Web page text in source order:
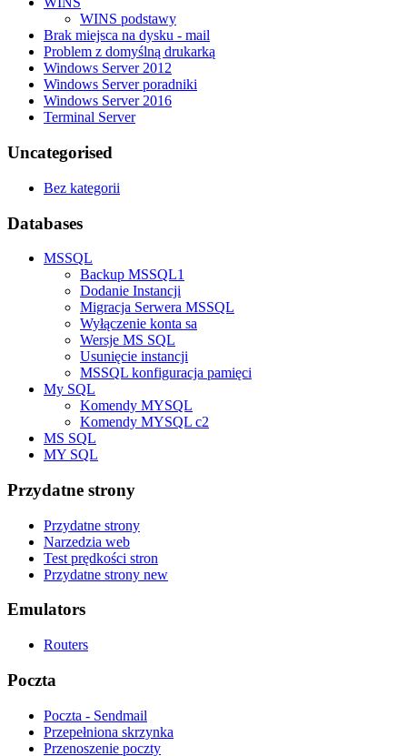
WINS podstawy
Brak miejsca na dysku - mail
Problem z domyślną drukarką
Windows Server 2012
Windows Server poradniki
Windows Server 2016
Terminal Server
Uncategorised
Bez kategorii
Databases
MSSQL
Backup MSSQL1
Dodanie Instancji
Migracja Serwera MSSQL
Wyłączenie konta sa
Wersje MS SQL
Usunięcie instancji
MSSQL konfiguracja pamięci
My SQL
Komendy MYSQL
Komendy MYSQL c2
MS SQL
MY SQL
Przydatne strony
Przydatne strony
Narzedzia web
Test prędkości stron
Przydatne strony new
Emulators
Routers
Poczta
Poczta - Sendmail
Przepełniona skrzynka
Przenoszenie poczty